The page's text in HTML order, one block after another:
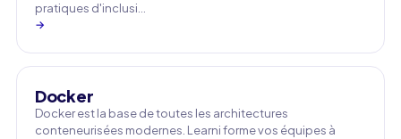
pratiques d'inclusi…
→
Docker
Docker est la base de toutes les architectures
conteneurisées modernes. Learni forme vos équipes à